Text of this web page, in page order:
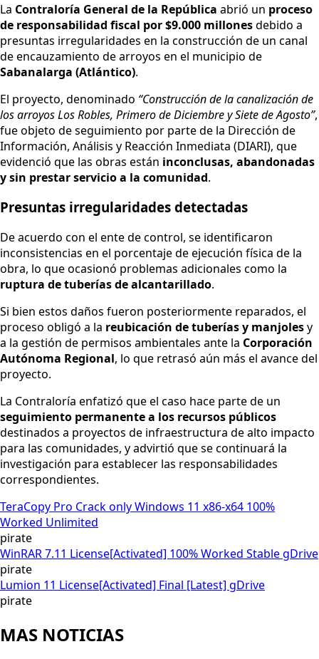
La Contraloría General de la República abrió un proceso
de responsabilidad fiscal por $9.000 millonesdebido a
presuntas irregularidades en la construcción de un canal
de encauzamiento de arroyos en el municipio de
Sabanalarga (Atlántico).
El proyecto, denominado “Construcción de la canalización de
los arroyos Los Robles, Primero de Diciembre y Siete de Agosto”,
fue objeto de seguimiento por parte de la Dirección de
Información, Análisis y Reacción Inmediata (DIARI), que
evidenció que las obras están inconclusas, abandonadas
y sin prestar servicio a la comunidad.
Presuntas irregularidades detectadas
De acuerdo con el ente de control, se identificaron
inconsistencias en el porcentaje de ejecución física de la
obra, lo que ocasionó problemas adicionales como la
ruptura de tuberías de alcantarillado.
Si bien estos daños fueron posteriormente reparados, el
proceso obligó a la reubicación de tuberías y manjolesy
a la gestión de permisos ambientales ante la Corporación
Autónoma Regional, lo que retrasó aún más el avance del
proyecto.
La Contraloría enfatizó que el caso hace parte de un
seguimiento permanente a los recursos públicos
destinados a proyectos de infraestructura de alto impacto
para las comunidades, y advirtió que se continuará la
investigación para establecer las responsabilidades
correspondientes.
TeraCopy Pro Crack only Windows 11 x86-x64 100%
Worked Unlimited
pirate
WinRAR 7.11 License[Activated] 100% Worked Stable gDrive
pirate
Lumion 11 License[Activated] Final [Latest] gDrive
pirate
MAS NOTICIAS